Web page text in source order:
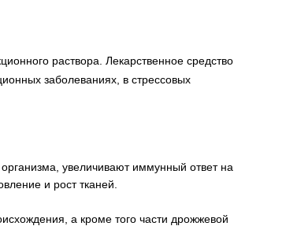
раствора. Лекарственное средство
заболеваниях, в стрессовых
увеличивают иммунный ответ на
и рост тканей.
а кроме того части дрожжевой